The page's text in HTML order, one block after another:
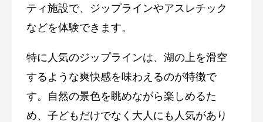
ティ施設で、ジップラインやアスレチック
などを体験できます。
特に人気のジップラインは、湖の上を滑空
するような爽快感を味わえるのが特徴で
す。自然の景色を眺めながら楽しめるた
め、子どもだけでなく大人にも人気があり